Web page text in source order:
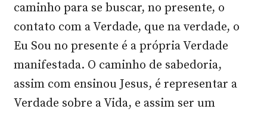
caminho para se buscar, no presente, o
contato com a Verdade, que na verdade, o
Eu Sou no presente é a própria Verdade
manifestada. O caminho de sabedoria,
assim com ensinou Jesus, é representar a
Verdade sobre a Vida, e assim ser um